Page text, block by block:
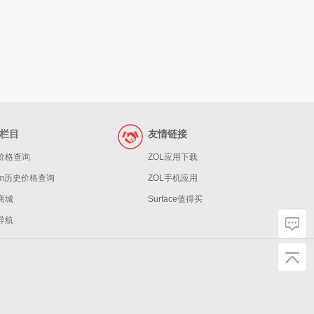
目
格查询
历史价格查询
城
航
友情链接
ZOL应用下载
ZOL手机应用
Surface值得买